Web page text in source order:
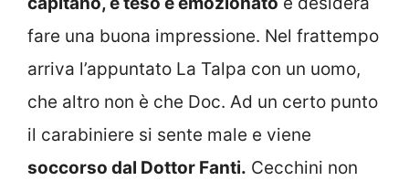
fare una buona impressione. Nel frattempo
arriva l’appuntato La Talpa con un uomo,
che altro non è che Doc. Ad un certo punto
il carabiniere si sente male e viene
soccorso dal Dottor Fanti. Cecchini non